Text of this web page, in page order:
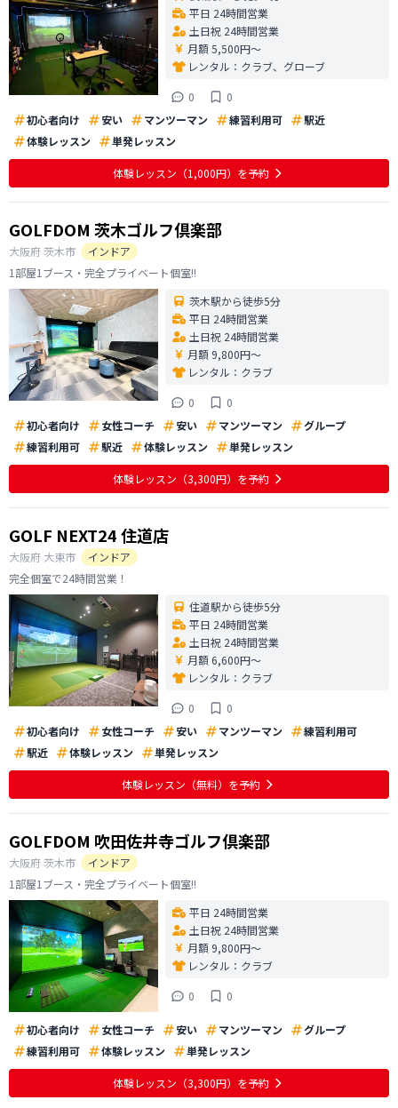
平日 24時間営業
土日祝 24時間営業
月額 5,500円〜
レンタル： クラブ、グローブ
0
0
初心者向け
安い マンツーマン 練習利用可
駅近
体験レッスン
単発レッスン
体験レッスン （1,000円） を予約
GOLFDOM 茨木ゴルフ倶楽部
大阪府 茨木市
インドア
1部屋1ブース・完全プライベート個室!!
茨木駅から徒歩5分
平日 24時間営業
土日祝 24時間営業
月額 9,800円〜
レンタル： クラブ
0
0
初心者向け
女性コーチ 安い マンツーマン
グループ
練習利用可
駅近 体験レッスン 単発レッスン
体験レッスン （3,300円） を予約
GOLF NEXT24 住道店
大阪府 大東市
インドア
完全個室で24時間営業！
住道駅から徒歩5分
平日 24時間営業
土日祝 24時間営業
月額 6,600円〜
レンタル： クラブ
0
0
初心者向け
女性コーチ 安い マンツーマン
練習利用可
駅近
体験レッスン 単発レッスン
体験レッスン （無料） を予約
GOLFDOM 吹田佐井寺ゴルフ倶楽部
大阪府 茨木市
インドア
1部屋1ブース・完全プライベート個室!!
平日 24時間営業
土日祝 24時間営業
月額 9,800円〜
レンタル： クラブ
0
0
初心者向け 女性コーチ 安い マンツーマン
グループ
練習利用可
体験レッスン 単発レッスン
体験レッスン （3,300円） を予約